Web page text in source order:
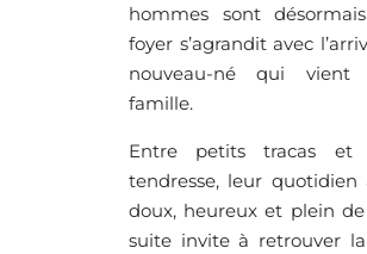
hommes sont
foyer s’agrandit avec
nouveau-né qui vient
famille.
Entre petits tracas et
tendresse, leur
doux, heureux et plein
suite invite à retrouver